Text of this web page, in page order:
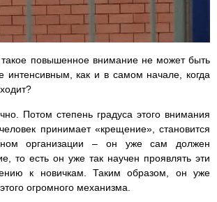
повышенное внимание не может быть
интенсивным, как и в самом начале, когда
Потом степень градуса этого внимания
принимает «крещение», становится
организации – он уже сам должен
то есть он уже так научен проявлять эти
к новичкам. Таким образом, он уже
огромного механизма.